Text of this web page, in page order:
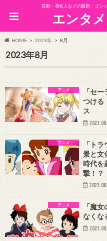
芸能・著名人などの最新・ゴシ
エンタ
HOME 2023年 8月
2023年8月
アニメ
「セ
つける
ス
アニメ
「ト
景と文
時代を
撃！？
アニメ
「魔
なくな